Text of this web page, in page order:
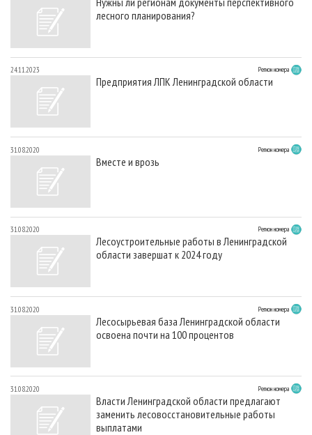
лесного планирования?
24.11.2023 Регион номера
Предприятия ЛПК Ленинградской области
31.08.2020 Регион номера
Вместе и врозь
31.08.2020 Регион номера
Лесоустроительные работы в Ленинградской
области завершат к 2024 году
31.08.2020 Регион номера
Лесосырьевая база Ленинградской области
освоена почти на 100 процентов
31.08.2020 Регион номера
Власти Ленинградской области предлагают
заменить лесовосстановительные работы
выплатами